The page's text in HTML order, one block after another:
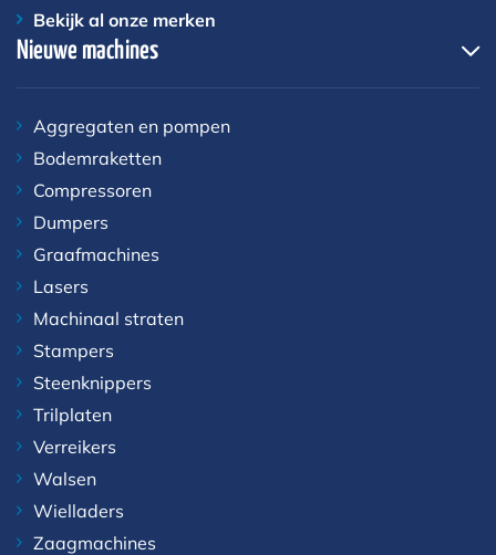
Bekijk al onze merken
Nieuwe machines
Aggregaten en pompen
Bodemraketten
Compressoren
Dumpers
Graafmachines
Lasers
Machinaal straten
Stampers
Steenknippers
Trilplaten
Verreikers
Walsen
Wielladers
Zaagmachines